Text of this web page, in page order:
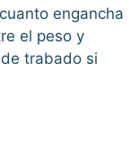
engancha
el peso y
trabado si